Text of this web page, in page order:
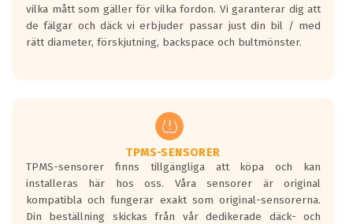
bullernivå markeras med svarta vågor
medans de vita vågorna påvisar om det är
ett tyst däck.
regelverket som introduceras år 2016.
Ett däck med två svarta vågor är redan
godkända för år 2016 nya regelverk.
Ett däck med en svart våg kommer vara
minst tre decibel tystare än det
regelverk som börjar gälla 2016.
vilka mått som gäller för vilka fordon. Vi garanterar dig att
de fälgar och däck vi erbjuder passar just din bil / med
rätt diameter, förskjutning, backspace och bultmönster.
TPMS-SENSORER
TPMS-sensorer finns tillgängliga att köpa och kan
installeras här hos oss. Våra sensorer är original
kompatibla och fungerar exakt som original-sensorerna.
Din beställning skickas från vår dedikerade däck- och